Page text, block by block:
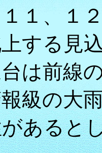
１、１
する見
は前線
級の大
あると